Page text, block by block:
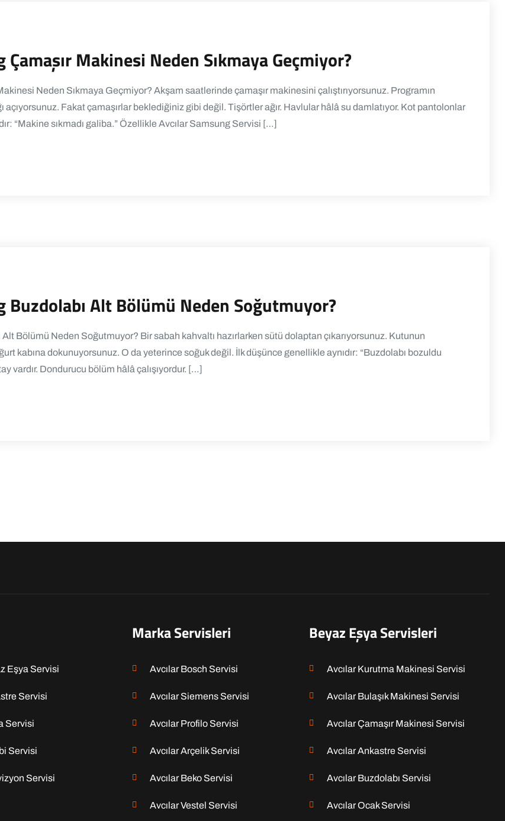
Makinesi Neden Sıkmaya Geçmiyor?
Neden Sıkmaya Geçmiyor? Akşam saatlerinde çamaşır makinesini çalıştırıyorsunuz. Programın
Fakat çamaşırlar beklediğiniz gibi değil. Tişörtler ağır. Havlular hâlâ su damlatıyor. Kot pantolonlar
“Makine sıkmadı galiba.” Özellikle Avcılar Samsung Servisi […]
Buzdolabı Alt Bölümü Neden Soğutmuyor?
Bölümü Neden Soğutmuyor? Bir sabah kahvaltı hazırlarken sütü dolaptan çıkarıyorsunuz. Kutunun
kabına dokunuyorsunuz. O da yeterince soğuk değil. İlk düşünce genellikle aynıdır: “Buzdolabı bozuldu
vardır. Dondurucu bölüm hâlâ çalışıyordur. […]
Eşya Servisi
Servisi
Servisi
Servisi
Servisi
Marka Servisleri
Avcılar Bosch Servisi
Avcılar Siemens Servisi
Avcılar Profilo Servisi
Avcılar Arçelik Servisi
Avcılar Beko Servisi
Avcılar Vestel Servisi
Beyaz Eşya Servisleri
Avcılar Kurutma Makinesi Servisi
Avcılar Bulaşık Makinesi Servisi
Avcılar Çamaşır Makinesi Servisi
Avcılar Ankastre Servisi
Avcılar Buzdolabı Servisi
Avcılar Ocak Servisi